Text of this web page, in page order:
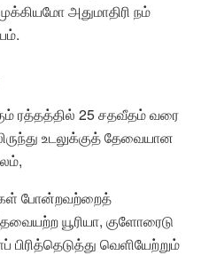
அதுமாதிரி நம்
ரத்தத்தில் 25 சதவீதம் வரை
உடலுக்குத் தேவையான
போன்றவற்றைத்
யூரியா, குளோரைடு
வெளியேற்றும்